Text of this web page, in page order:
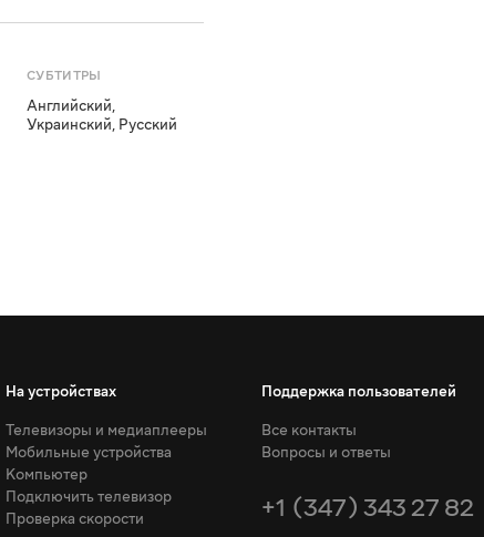
СУБТИТРЫ
Английский,
Украинский, Русский
На устройствах
Телевизоры и медиаплееры
Мобильные устройства
Компьютер
Подключить телевизор
Проверка скорости
Поддержка пользователей
Все контакты
Вопросы и ответы
+1 (347) 343 27 82